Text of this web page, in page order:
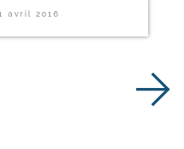
avril 2016